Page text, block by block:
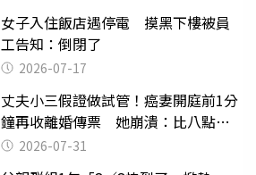
女子入住飯店遇停電 摸黑下樓被員
工告知：倒閉了
2026-07-17
丈夫小三假證做試管！癌妻開庭前1分
鐘再收離婚傳票 她崩潰：比八點檔
還扯2026-07-31